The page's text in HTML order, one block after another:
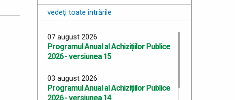
vedeți toate intrările
07 august 2026
Programul Anual al Achizițiilor Publice
2026 - versiunea 15
03 august 2026
Programul Anual al Achizițiilor Publice
2026 - versiunea 14